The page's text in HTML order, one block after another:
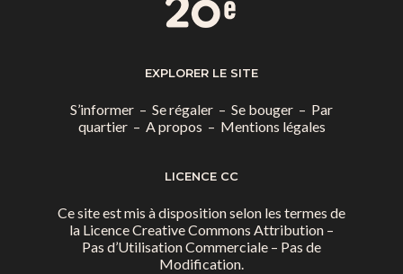
EXPLORER LE SITE
S’informer – Se régaler – Se bouger – Par
quartier– A propos – Mentions légales
LICENCE CC
Ce site est mis à disposition selon les termes de
la Licence Creative Commons Attribution –
Pas d’Utilisation Commerciale – Pas de
Modification.